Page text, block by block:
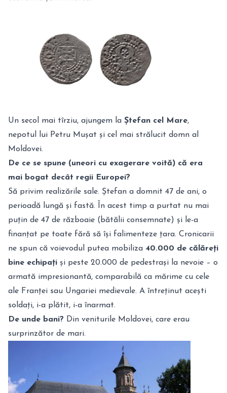
Un secol mai tîrziu, ajungem la Ștefan cel Mare,
nepotul lui Petru Mușat și cel mai strălucit domn al
Moldovei.
De ce se spune (uneori cu exagerare voită) că era
mai bogat decât regii Europei?
Să privim realizările sale. Ștefan a domnit 47 de ani, o
perioadă lungă și fastă. În acest timp a purtat nu mai
puțin de 47 de războaie (bătălii consemnate) și le-a
finanțat pe toate fără să își falimenteze țara. Cronicarii
ne spun că voievodul putea mobiliza 40.000 de călăreți
bine echipați și peste 20.000 de pedestrași la nevoie – o
armată impresionantă, comparabilă ca mărime cu cele
ale Franței sau Ungariei medievale. A întreținut acești
soldați, i-a plătit, i-a înarmat.
De unde bani? Din veniturile Moldovei, care erau
surprinzător de mari.